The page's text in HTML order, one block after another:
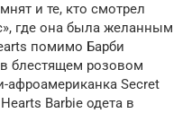
и те, кто смотрел
где она была желанным
помимо Барби
блестящем розовом
афроамериканка Secret
Barbie одета в